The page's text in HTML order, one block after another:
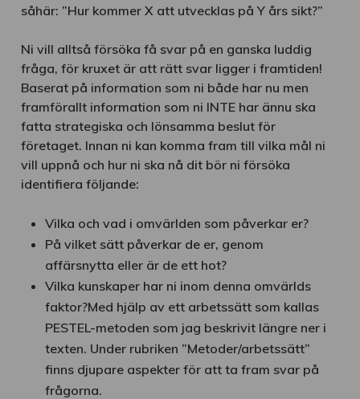
såhär: ”Hur kommer X att utvecklas på Y års sikt?”
Ni vill alltså försöka få svar på en ganska luddig
fråga, för kruxet är att rätt svar ligger i framtiden!
Baserat på information som ni både har nu men
framförallt information som ni INTE har ännu ska
fatta strategiska och lönsamma beslut för
företaget. Innan ni kan komma fram till vilka mål ni
vill uppnå och hur ni ska nå dit bör ni försöka
identifiera följande:
Vilka och vad i omvärlden som påverkar er?
På vilket sätt påverkar de er, genom
affärsnytta eller är de ett hot?
Vilka kunskaper har ni inom denna omvärlds
faktor?Med hjälp av ett arbetssätt som kallas
PESTEL-metoden som jag beskrivit längre ner i
texten. Under rubriken ”Metoder/arbetssätt”
finns djupare aspekter för att ta fram svar på
frågorna.